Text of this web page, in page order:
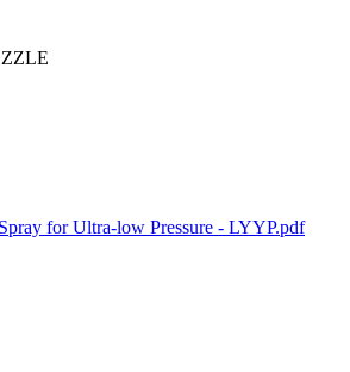
for Ultra-low Pressure - LYYP.pdf